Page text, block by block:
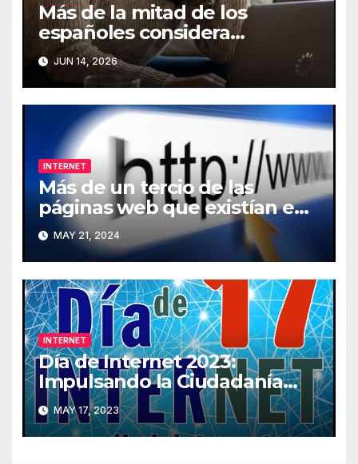
Más de la mitad de los
españoles considera
fundamental la conexión a
Internet
JUN 14, 2026
INTERNET
Más de un tercio de las
páginas web que existían en
2013 han desaparecido de
Internet
MAY 21, 2024
INTERNET
Día de Internet 2023:
Impulsando la Ciudadanía
Digital
MAY 17, 2023